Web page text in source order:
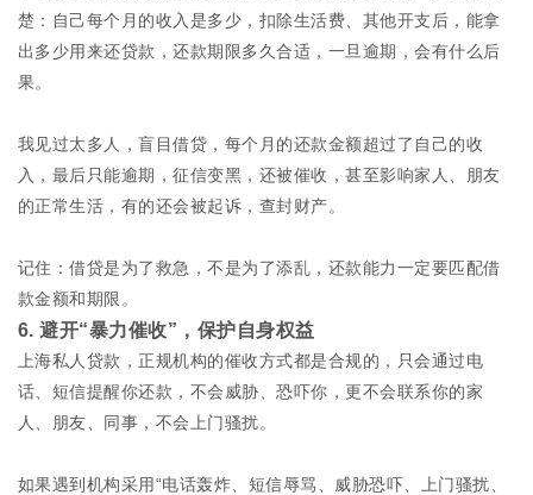
楚：自己每个月的收入是多少，扣除生活费、其他开支后，能拿
出多少用来还贷款，还款期限多久合适，一旦逾期，会有什么后
果。
我见过太多人，盲目借贷，每个月的还款金额超过了自己的收
入，最后只能逾期，征信变黑，还被催收，甚至影响家人、朋友
的正常生活，有的还会被起诉，查封财产。
记住：借贷是为了救急，不是为了添乱，还款能力一定要匹配借
款金额和期限。
6. 避开“暴力催收”，保护自身权益
上海私人贷款，正规机构的催收方式都是合规的，只会通过电
话、短信提醒你还款，不会威胁、恐吓你，更不会联系你的家
人、朋友、同事，不会上门骚扰。
如果遇到机构采用“电话轰炸、短信辱骂、威胁恐吓、上门骚扰、